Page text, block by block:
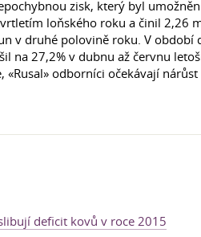
zisk, který byl
loňského roku a činil 2,26
v druhé polovině roku. V
na 27,2% v dubnu až červnu
«Rusal» odborníci očekávají
deficit kovů v roce 2015